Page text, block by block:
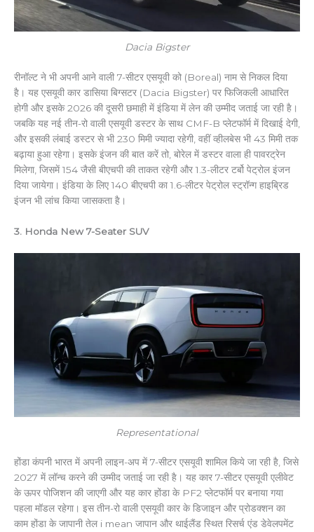
Dacia Bigster
रीनॉल्ट ने भी अपनी आने वाली 7-सीटर एसयूवी को (Boreal) नाम से निकल दिया
है। यह एसयूवी कार डासिया बिग्सटर (Dacia Bigster) पर फिजिकली आधारित
होगी और इसके 2026 की दूसरी छमाही में इंडिया में लेन की उम्मीद जताई जा रही है।
जबकि यह नई तीन-रो वाली एसयूवी डस्टर के साथ CMF-B प्लेटफॉर्म में दिखाई देगी,
और इसकी लंबाई डस्टर से भी 230 मिमी ज्यादा रहेगी, वहीं व्हीलबेस भी 43 मिमी तक
बढ़ाया हुआ रहेगा। इसके इंजन की बात करें तो, बोरेल में डस्टर वाला ही पावरट्रेन
मिलेगा, जिसमें 154 जैसी बीएचपी की ताकत रहेगी और 1.3-लीटर टर्बो पेट्रोल इंजन
दिया जायेगा। इंडिया के लिए 140 बीएचपी का 1.6-लीटर पेट्रोल स्ट्रॉन्ग हाइब्रिड
इंजन भी लांच किया जासकता है।
3. Honda New 7-Seater SUV
Representational
होंडा कंपनी भारत में अपनी लाइन-अप में 7-सीटर एसयूवी शामिल किये जा रही है, जिसे
2027 में लॉन्च करने की उम्मीद जताई जा रही है। यह कार 7-सीटर एसयूवी एलीवेट
के ऊपर पोजिशन की जाएगी और यह कार होंडा के PF2 प्लेटफॉर्म पर बनाया गया
पहला मॉडल रहेगा। इस तीन-रो वाली एसयूवी कार के डिजाइन और प्रोडक्शन का
काम होंडा के जापानी तेल i mean जापान और थाईलैंड स्थित रिसर्च एंड डेवेलपमेंट